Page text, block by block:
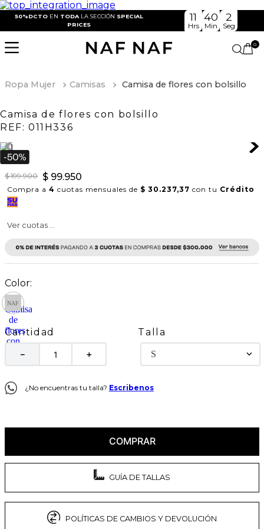
50%DCTO EN TODA LA SECCIÓN SPECIAL
PRICES
11
Hrs
40
Min
2
Seg
0
Ropa Mujer Camisas Camisa de flores con bolsillo
Camisa de flores con bolsillo
REF: 011H336
$ 199.900 $ 99.950
Compra a 4 cuotas mensuales de $ 30.237,37 con tu Crédito
Ver cuotas ...
Cantidad
＋
－
Talla
S
¿No encuentras tu talla? Escribenos
COMPRAR
GUÍA DE TALLAS
POLÍTICAS DE CAMBIOS Y DEVOLUCIÓN